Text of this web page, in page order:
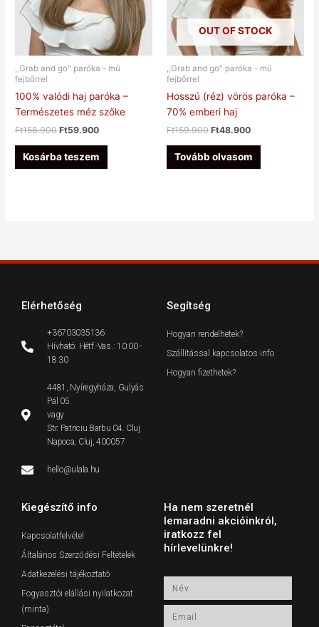
,,Grab and go" paróka - mű
fejbőrrel
100% valódi haj paróka –
Természetes méz szőke
Ft158.900 Ft59.900
Kosárba teszem
OUT OF STOCK
,,Grab and go" paróka - mű
fejbőrrel
Hosszú (réz) vörös paróka –
70% emberi haj
Ft159.900 Ft48.900
Tovább olvasom
Elérhetőség
+36703035136
Hívható: Hétf.-Vas.: 10:00 -
18:30
4481, Nyíregyháza, Gulyás
Pál 05.
vagy
Str. Patriciu Barbu 04. Cluj
Napoca, Cluj, 400057
hello@ulala.hu
Segítség
Hogyan rendelhetek?
Szállítással kapcsolatos info
Hogyan fizethetek?
Kiegészítő info
Kapcsolatfelvétel
Általános Szerződési Feltételek
Adatkezelési tájékoztató
Fogyasztói elállási nyilatkozat
(minta)
Ha nem szeretnél
lemaradni akcióinkról,
iratkozz fel
hírlevelünkre!